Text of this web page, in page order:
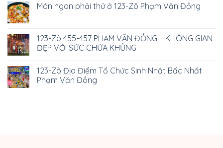
Món ngon phải thử ở 123-Zô Phạm Văn Đồng
123-Zô 455-457 PHẠM VĂN ĐỒNG – KHÔNG GIAN
ĐẸP VỚI SỨC CHỨA KHỦNG
123-Zô Địa Điểm Tổ Chức Sinh Nhật Bấc Nhất
Phạm Văn Đồng